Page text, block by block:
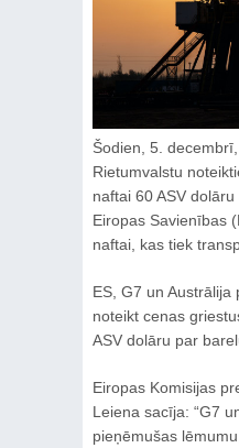
Šodien, 5.
Rietumvalstu
naftai 60 ASV
Eiropas Savienības
naftai, kas tiek
ES, G7 un Austrālija
noteikt cenas
ASV dolāru par
Eiropas Komisijas
Leiena sacīja: “G7
pieņēmušas